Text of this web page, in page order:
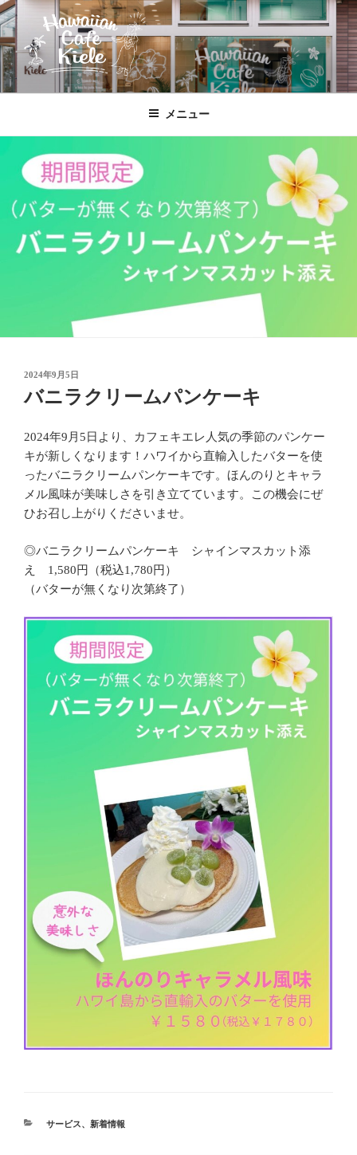
コ
ン
テ
ン
ツ
HAWAIIAN CAFE KIELE
北本駅東口、徒歩２分のハワイ!!
メニュー
投
日:
2024年9月5日
バニラクリームパンケーキ
2024年9月5日より、カフェキエレ人気の季節のパンケー
キが新しくなります！ハワイから直輸入したバターを使
ったバニラクリームパンケーキです。ほんのりとキャラ
メル風味が美味しさを引き立てています。この機会にぜ
ひお召し上がりくださいませ。
◎バニラクリームパンケーキ シャインマスカット添
え 1,580円（税込1,780円）
（バターが無くなり次第終了）
カ
サービス、 新着情報